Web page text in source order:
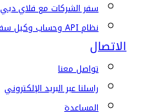
سفر الشركات مع فلاي دبي
نظام API وحساب وكيل سفر جديد
الاتصال
تواصل معنا
راسلنا عبر البريد الإلكتروني
المساعدة